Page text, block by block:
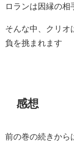
ロランは因縁の
そんな中、クリオ
負を挑まれます
感想
前の巻の続きから